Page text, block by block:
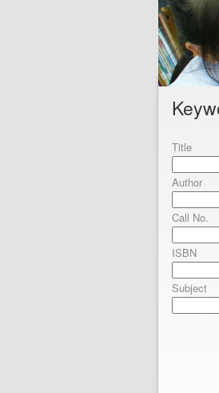
Title
Author
Call No.
ISBN
Subject